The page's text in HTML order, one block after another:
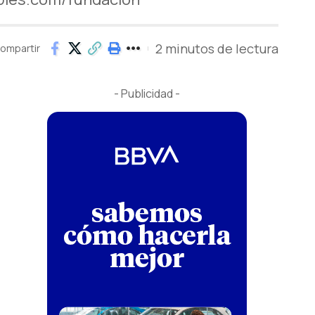
2 minutos de lectura
- Publicidad -